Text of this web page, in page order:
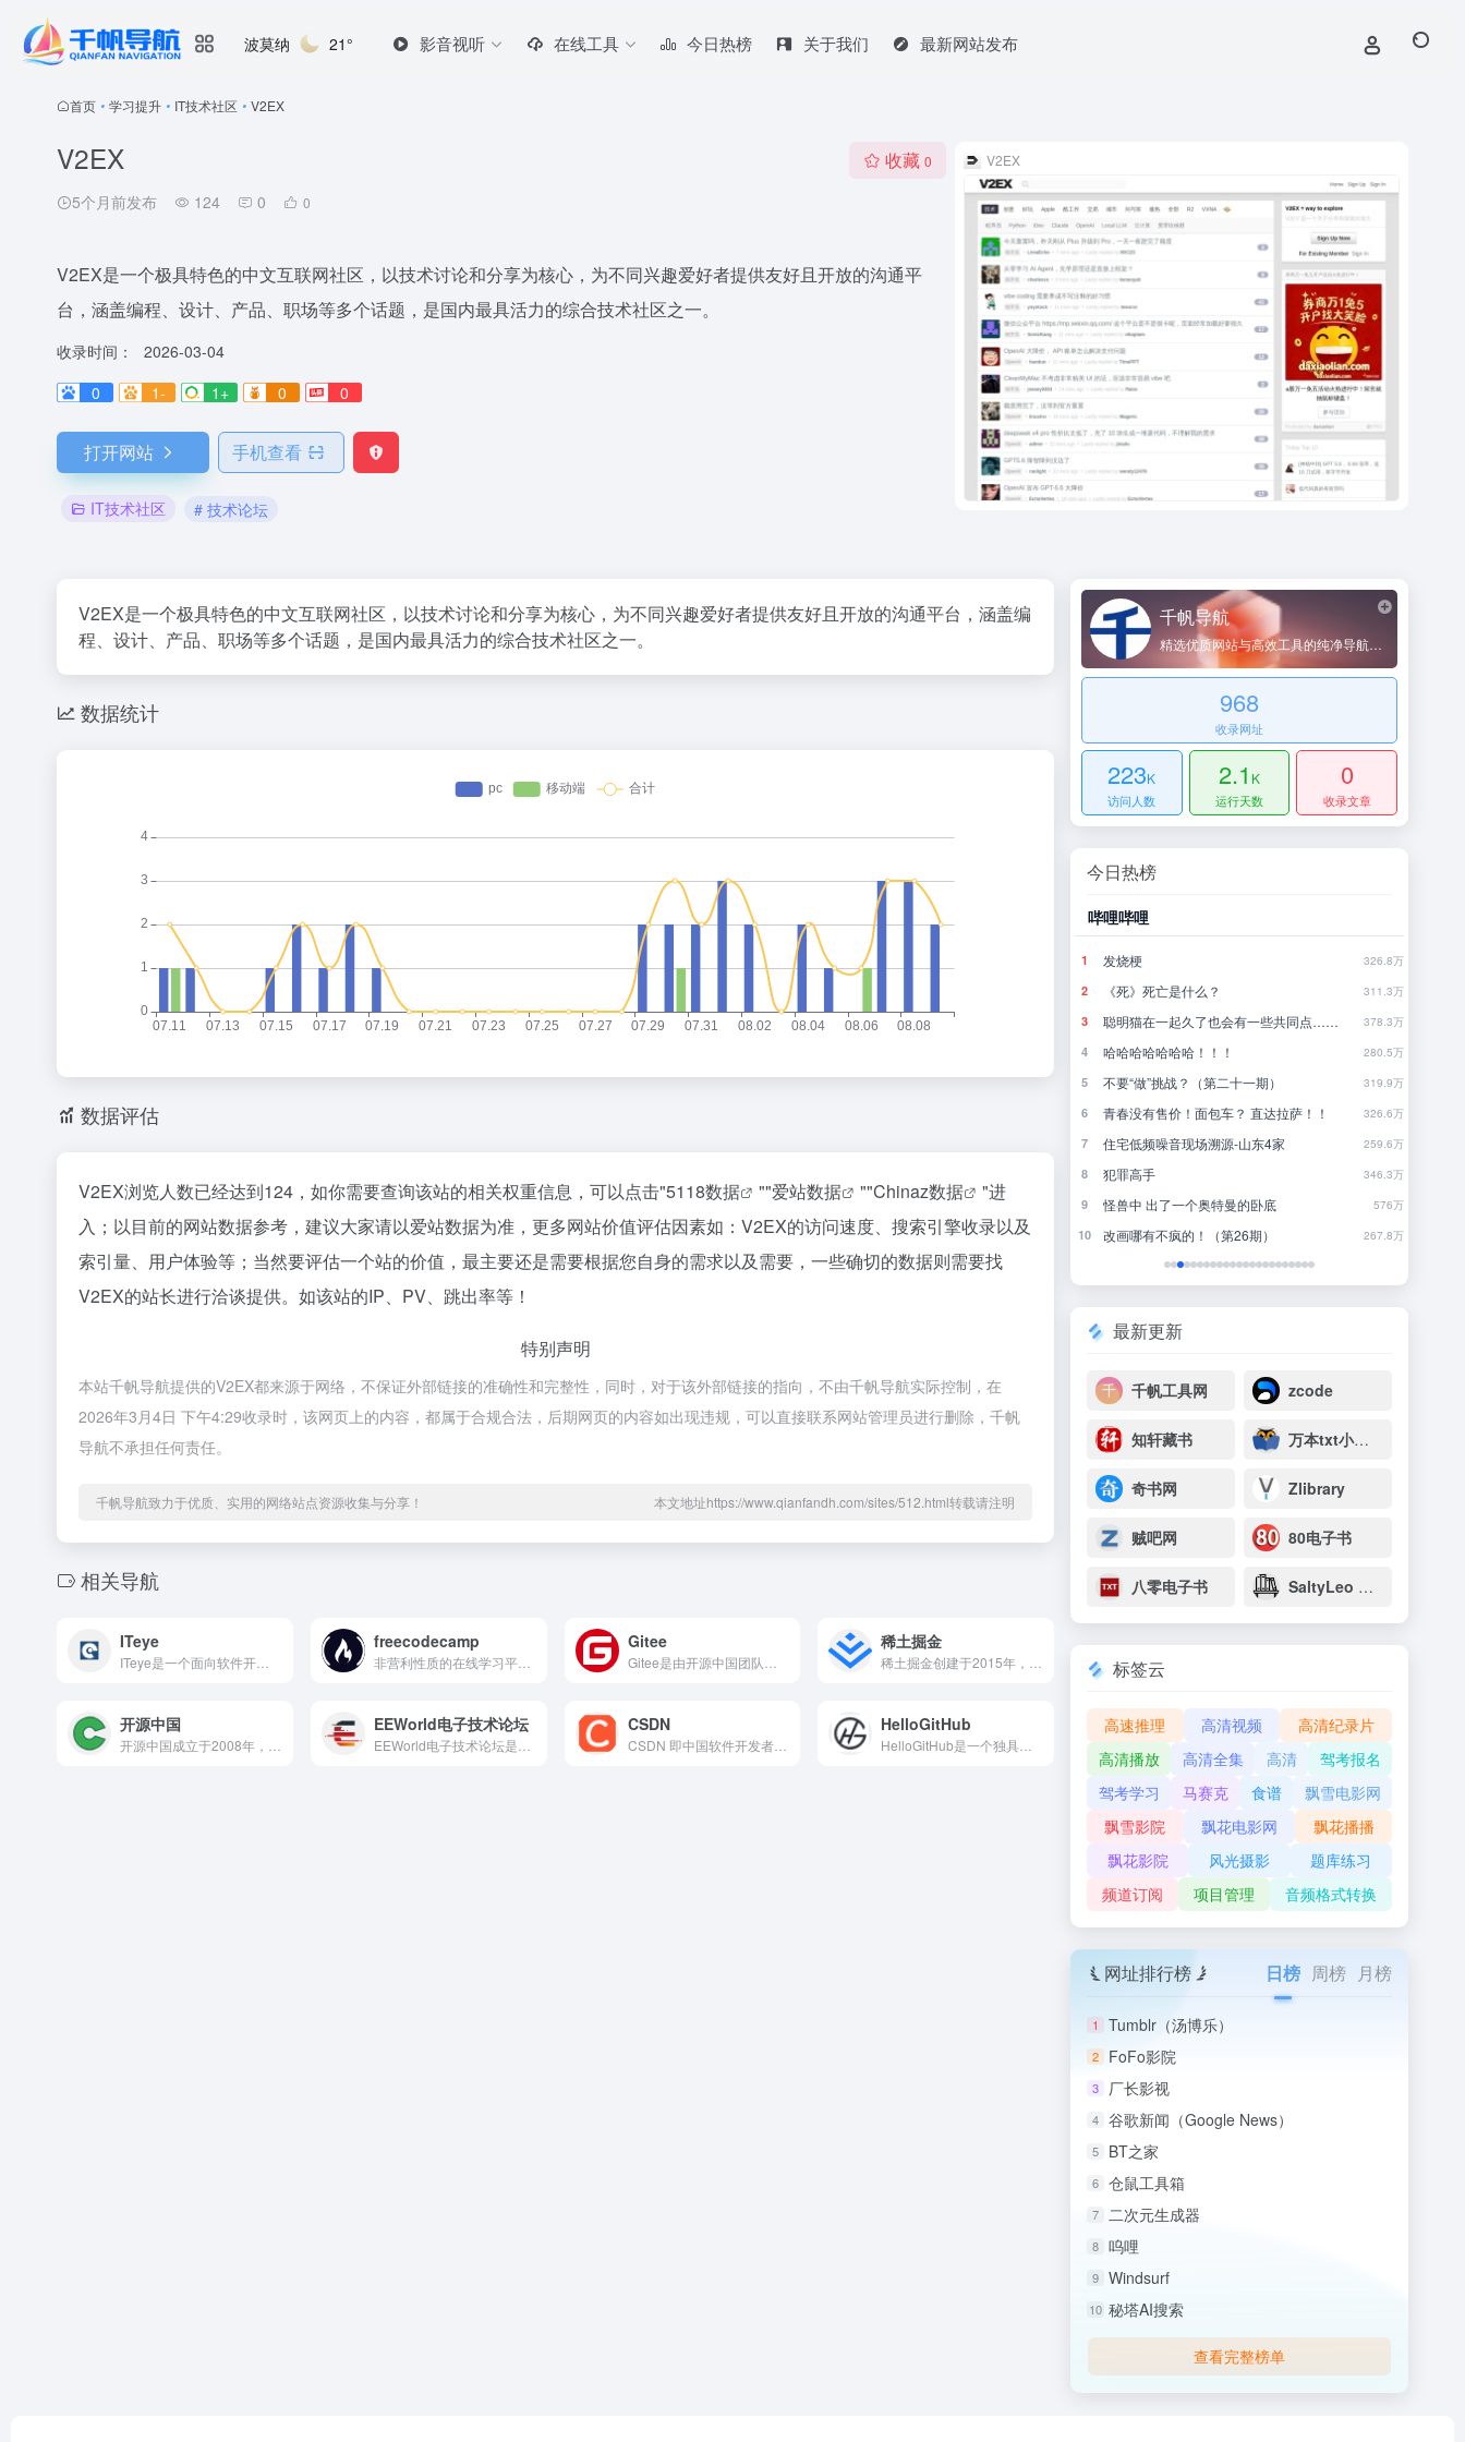
波莫纳 21° 影音视听 在线工具 今日热榜 关于我们 最新网站发布
首页 • 学习提升 • IT技术社区 • V2EX
V2EX
5个月前发布 124 0 0
收藏 0
V2EX是一个极具特色的中文互联网社区，以技术讨论和分享为核心，为不同兴趣爱好者提供友好且开放的沟通平
台，涵盖编程、设计、产品、职场等多个话题，是国内最具活力的综合技术社区之一。
收录时间：
2026-03-04
0
1- 1+ 0 0
打开网站 手机查看
IT技术社区 # 技术论坛
V2EX
V2EX是一个极具特色的中文互联网社区，以技术讨论和分享为核心，为不同兴趣爱好者提供友好且开放的沟通平台，涵盖编
程、设计、产品、职场等多个话题，是国内最具活力的综合技术社区之一。
数据统计
数据评估
V2EX浏览人数已经达到124，如你需要查询该站的相关权重信息，可以点击"5118数据 ""爱站数据 ""Chinaz数据
"进
入；以目前的网站数据参考，建议大家请以爱站数据为准，更多网站价值评估因素如：V2EX的访问速度、搜索引擎收录以及
索引量、用户体验等；当然要评估一个站的价值，最主要还是需要根据您自身的需求以及需要，一些确切的数据则需要找
V2EX的站长进行洽谈提供。如该站的IP、PV、跳出率等！
特别声明
本站千帆导航提供的V2EX都来源于网络，不保证外部链接的准确性和完整性，同时，对于该外部链接的指向，不由千帆导航实际控制，在
2026年3月4日 下午4:29收录时，该网页上的内容，都属于合规合法，后期网页的内容如出现违规，可以直接联系网站管理员进行删除，千帆
导航不承担任何责任。
千帆导航致力于优质、实用的网络站点资源收集与分享！ 本文地址https://www.qianfandh.com/sites/512.html转载请注明
相关导航
ITeye freecodecamp
非营利性质的在线学习平台，主要提供免费的编程与软件开发相关课程
Gitee 稀土掘金
开源中国 EEWorld电子技术论坛 CSDN
CSDN 即中国软件开发者网络，是中国专业开发者社区与开源及大模型时代的开发者生产力平台
HelloGitHub
千帆导航
精选优质网站与高效工具的纯净导航平台
968
收录网址
223K
访问人数
2.1 K
运行天数
0
收录文章
今日热榜
21世纪最赚钱的技能是什么？不是 AI
苹果国行AI突然发布，首次官宣牵手阿里，Mac用上千问了
5 最前线|中科慧思发布三款灵巧手产品，要从“抓取”走向真实场景作业 4
9 苹果给阿里提了一个醒 7
10 OpenAI高管：Codex这样的Harness，也就再火俩月 12
百度热搜
构建更高水平的全民健身公共服务体系
台风白海豚在浙江玉环沿海登陆
3 中国第1高楼阻尼器摆动明显
5 年仅23岁 夏士远空降时坠地牺牲 752.3万
儿子去世老人要查孙子血缘儿媳拒绝
10 日本火山喷发 天空瞬间一片漆黑 704.2万
哔哩哔哩
1 发烧梗 326.8万
2 《死》死亡是什么？ 311.3万
3 聪明猫在一起久了也会有一些共同点…… 378.3万
4 哈哈哈哈哈哈哈！！！ 280.5万
5 不要“做”挑战？（第二十一期） 319.9万
6 青春没有售价！面包车？ 直达拉萨！！ 326.6万
7 住宅低频噪音现场溯源-山东4家 259.6万
8 犯罪高手 346.3万
9 怪兽中 出了一个奥特曼的卧底 576万
10 改画哪有不疯的！（第26期） 267.8万
最新更新
千帆工具网 zcode
知轩藏书 万本txt小说下载网
奇书网 Zlibrary
贼吧网 80电子书
八零电子书 SaltyLeo 的书架
标签云
高速推理 高清视频
高清纪录片
高清播放
高清全集 高清
驾考报名
驾考学习
马赛克 食谱
飘雪电影网
飘雪影院
飘花电影网
飘花播播
飘花影院
风光摄影
题库练习
频道订阅
项目管理 音频格式转换
网址排行榜 日榜 周榜 月榜
1 Tumblr（汤博乐）
2 FoFo影院
3 厂长影视
4 谷歌新闻（Google News）
5 BT之家
6 仓鼠工具箱
7 二次元生成器
8 呜哩
9 Windsurf
10 秘塔AI搜索
查看完整榜单